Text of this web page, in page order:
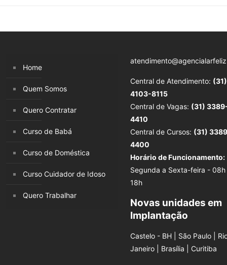
Home
Quem Somos
Quero Contratar
Curso de Babá
Curso de Doméstica
Curso Cuidador de Idoso
Quero Trabalhar
Central de Atendimento: (31)
4103-8115
Central de Vagas: (31)
4410
Central de Cursos: (31)
4400
Horário de Funcionamento:
Segunda a Sexta-feira - 08h
18h
Novas unidades em
Implantação
Castelo - BH | São Paulo |
Janeiro | Brasília | Curitiba